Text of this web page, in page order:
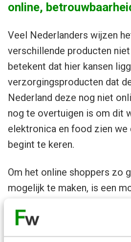
online,
Veel Nederlanders wijzen
verschillende producten niet
betekent dat hier kansen
verzorgingsproducten dat
Nederland deze nog niet
nog te overtuigen is om dit
elektronica en food zien we
begint te keren.
Om het online shoppers zo
mogelijk te maken, is een
belangrijk om je daarnaast
consumenten het betalen